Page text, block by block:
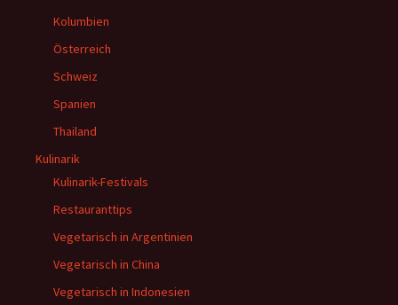
Kolumbien
Österreich
Schweiz
Spanien
Thailand
Kulinarik
Kulinarik-Festivals
Restauranttips
Vegetarisch in Argentinien
Vegetarisch in China
Vegetarisch in Indonesien